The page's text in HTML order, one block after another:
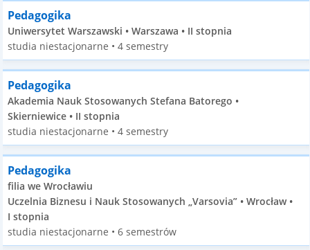
Pedagogika
Uniwersytet Warszawski • Warszawa • II stopnia
studia niestacjonarne • 4 semestry
Pedagogika
Akademia Nauk Stosowanych Stefana Batorego •
Skierniewice • II stopnia
studia niestacjonarne • 4 semestry
Pedagogika
filia we Wrocławiu
Uczelnia Biznesu i Nauk Stosowanych „Varsovia” • Wrocław •
I stopnia
studia niestacjonarne • 6 semestrów